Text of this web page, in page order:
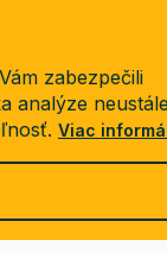
zabezpečili
analýze
Viac